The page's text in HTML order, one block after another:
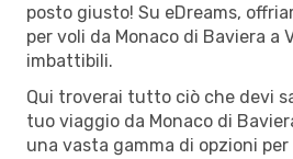
posto giusto! Su eDreams,
per voli da Monaco di Baviera a
imbattibili.
Qui troverai tutto ciò che devi
tuo viaggio da Monaco di
una vasta gamma di opzioni